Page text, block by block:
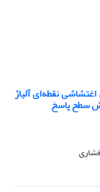
نقطه‌ای آلیاژ